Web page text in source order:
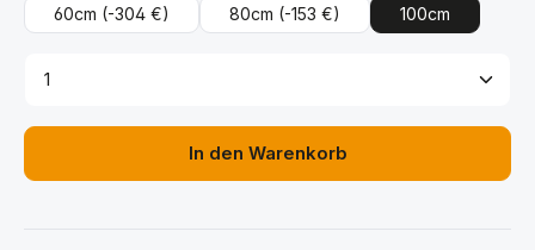
60cm (-304 €) 80cm (-153 €) 100cm
Produkt Anzahl: Gib den gewünschten Wert ein
In den Warenkorb